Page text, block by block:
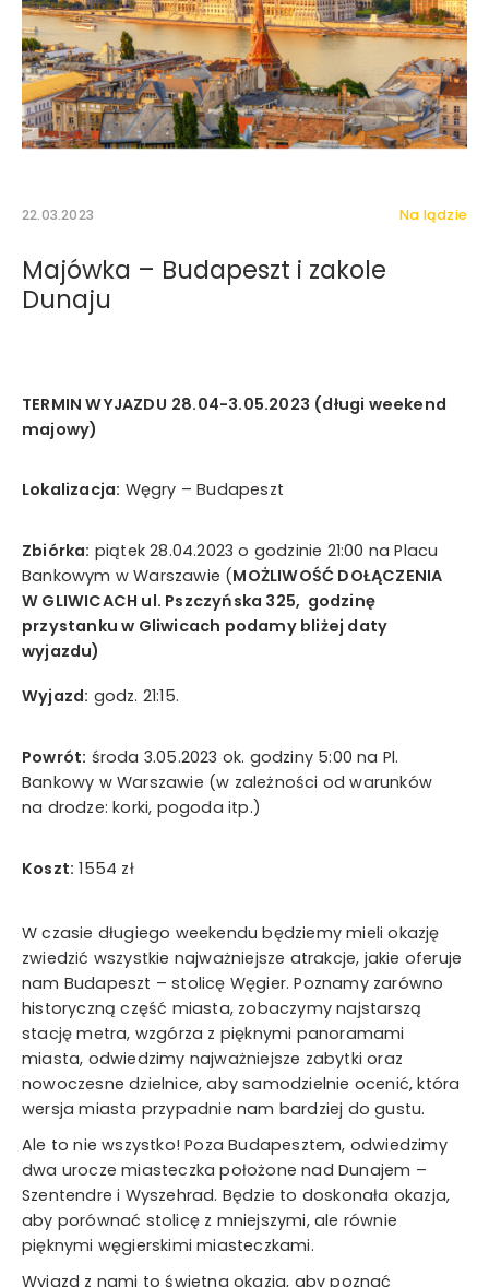
handlowej w rozumieniu art. 10 ust. 1 ustawy z dnia 18
lipca 2002 roku o świadczeniu usług drogą
osobowych w rozumieniu ustawy z dnia 29 sierpnia 1997
roku o ochronie danych osobowych oraz ustawy z dnia
16 lipca 2004 roku Prawo telekomunikacyjne w celach
marketingowych przez Mystictravel Piotr Kopeć i
oświadczam, iż podanie przeze mnie danych
osobowych jest dobrowolne oraz iż zostałem
poinformowany o prawie żądania dostępu do moich
danych osobowych, ich zmiany oraz usunięcia.
wyślij teraz
22.03.2023 Na lądzie
Majówka – Budapeszt i zakole
Dunaju
TERMIN WYJAZDU 28.04-3.05.2023 (długi weekend
majowy)
Lokalizacja: Węgry – Budapeszt
Zbiórka: piątek 28.04.2023 o godzinie 21:00 na Placu
Bankowym w Warszawie (MOŻLIWOŚĆ DOŁĄCZENIA
W GLIWICACH ul. Pszczyńska 325, godzinę
przystanku w Gliwicach podamy bliżej daty
wyjazdu)
Wyjazd: godz. 21:15.
Powrót: środa 3.05.2023 ok. godziny 5:00 na Pl.
Bankowy w Warszawie (w zależności od warunków
na drodze: korki, pogoda itp.)
Koszt: 1554 zł
W czasie długiego weekendu będziemy mieli okazję
zwiedzić wszystkie najważniejsze atrakcje, jakie oferuje
nam Budapeszt – stolicę Węgier. Poznamy zarówno
historyczną część miasta, zobaczymy najstarszą
stację metra, wzgórza z pięknymi panoramami
miasta, odwiedzimy najważniejsze zabytki oraz
nowoczesne dzielnice, aby samodzielnie ocenić, która
wersja miasta przypadnie nam bardziej do gustu.
Ale to nie wszystko! Poza Budapesztem, odwiedzimy
dwa urocze miasteczka położone nad Dunajem –
Szentendre i Wyszehrad. Będzie to doskonała okazja,
aby porównać stolicę z mniejszymi, ale równie
pięknymi węgierskimi miasteczkami.
Wyjazd z nami to świetna okazja, aby poznać